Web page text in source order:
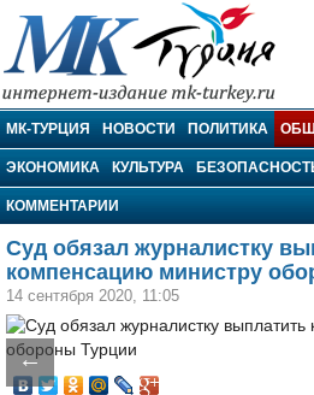
МК-Турция
МК-ТУРЦИЯ НОВОСТИ ПОЛИТИКА
ЭКОНОМИКА КУЛЬТУРА
КОММЕНТАРИИ
Суд обязал журналистку
компенсацию министру
14 сентября 2020, 11:05
←